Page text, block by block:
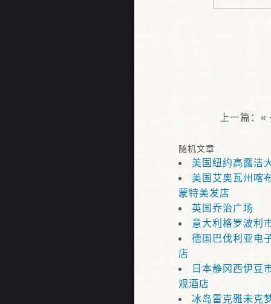
上一篇：«
随机文章
美国纽约高露洁
美国艾奥瓦州喀
蒙特美发店
英国乔治广场
意大利格罗波利
德国巴伐利亚电
店
日本静冈西伊豆
观酒店
冰岛雷克雅未克